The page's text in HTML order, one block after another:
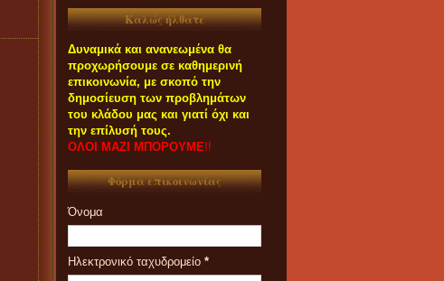
Καλώς ήλθατε
Δυναμικά και ανανεωμένα θα
προχωρήσουμε σε καθημερινή
επικοινωνία, με σκοπό την
δημοσίευση των προβλημάτων
του κλάδου μας και γιατί όχι και
την επίλυσή τους.
ΟΛΟΙ ΜΑΖΙ ΜΠΟΡΟΥΜΕ!!
Φόρμα επικοινωνίας
Όνομα
Ηλεκτρονικό ταχυδρομείο *